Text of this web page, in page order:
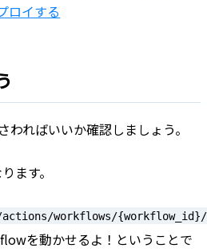
ロイする
ればいいか確認しましょう。
ます。
workflows/{workflow_id}/
を動かせるよ！ということで